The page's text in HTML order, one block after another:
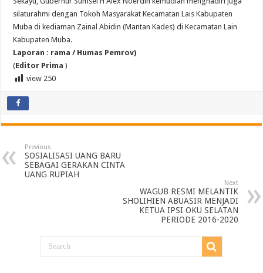
silaturahmi dengan Tokoh Masyarakat Kecamatan Lais Kabupaten
Muba di kediaman Zainal Abidin (Mantan Kades) di Kecamatan Lain
Kabupaten Muba.
Laporan : rama / Humas Pemrov)
(Editor Prima)
view 250
Previous
SOSIALISASI UANG BARU
SEBAGAI GERAKAN CINTA
UANG RUPIAH
Next
WAGUB RESMI MELANTIK
SHOLIHIEN ABUASIR MENJADI
KETUA IPSI OKU SELATAN
PERIODE 2016-2020